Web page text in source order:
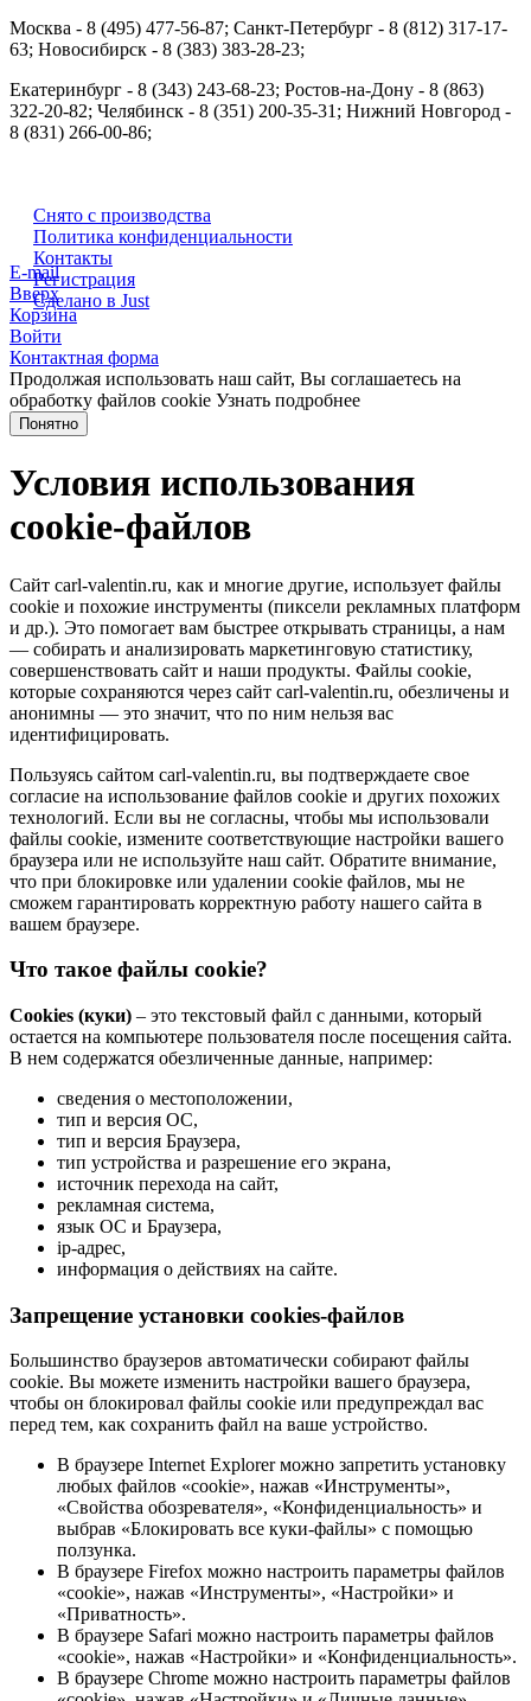
Москва - 8 (495) 477-56-87; Санкт-Петербург - 8 (812) 317-17-
63; Новосибирск - 8 (383) 383-28-23;
Екатеринбург - 8 (343) 243-68-23; Ростов-на-Дону - 8 (863)
322-20-82; Челябинск - 8 (351) 200-35-31; Нижний Новгород -
8 (831) 266-00-86;
Снято с производства
Политика конфиденциальности
Контакты
Регистрация
Сделано в Just
E-mail
Вверх
Корзина
Войти
Контактная форма
Продолжая использовать наш сайт, Вы соглашаетесь на
обработку файлов cookie Узнать подробнее
Понятно
Условия использования
cookie-файлов
Сайт carl-valentin.ru, как и многие другие, использует файлы
cookie и похожие инструменты (пиксели рекламных платформ
и др.). Это помогает вам быстрее открывать страницы, а нам
— собирать и анализировать маркетинговую статистику,
совершенствовать сайт и наши продукты. Файлы сookie,
которые сохраняются через сайт carl-valentin.ru, обезличены и
анонимны — это значит, что по ним нельзя вас
идентифицировать.
Пользуясь сайтом carl-valentin.ru, вы подтверждаете свое
согласие на использование файлов cookie и других похожих
технологий. Если вы не согласны, чтобы мы использовали
файлы cookie, измените соответствующие настройки вашего
браузера или не используйте наш сайт. Обратите внимание,
что при блокировке или удалении cookie файлов, мы не
сможем гарантировать корректную работу нашего сайта в
вашем браузере.
Что такое файлы cookie?
Cookies (куки) – это текстовый файл с данными, который
остается на компьютере пользователя после посещения сайта.
В нем содержатся обезличенные данные, например:
сведения о местоположении,
тип и версия ОС,
тип и версия Браузера,
тип устройства и разрешение его экрана,
источник перехода на сайт,
рекламная система,
язык ОС и Браузера,
ip-адрес,
информация о действиях на сайте.
Запрещение установки cookies-файлов
Большинство браузеров автоматически собирают файлы
cookie. Вы можете изменить настройки вашего браузера,
чтобы он блокировал файлы cookie или предупреждал вас
перед тем, как сохранить файл на ваше устройство.
В браузере Internet Explorer можно запретить установку
любых файлов «cookie», нажав «Инструменты»,
«Свойства обозревателя», «Конфиденциальность» и
выбрав «Блокировать все куки-файлы» с помощью
ползунка.
В браузере Firefox можно настроить параметры файлов
«cookie», нажав «Инструменты», «Настройки» и
«Приватность».
В браузере Safari можно настроить параметры файлов
«cookie», нажав «Настройки» и «Конфиденциальность».
В браузере Chrome можно настроить параметры файлов